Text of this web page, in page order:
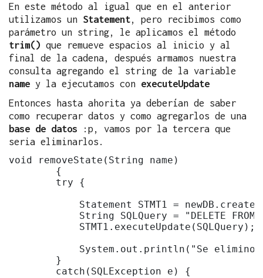
En este método al igual que en el anterior
utilizamos un Statement, pero recibimos como
parámetro un string, le aplicamos el método
trim() que remueve espacios al inicio y al
final de la cadena, después armamos nuestra
consulta agregando el string de la variable
name y la ejecutamos con executeUpdate
Entonces hasta ahorita ya deberían de saber
como recuperar datos y como agregarlos de una
base de datos :p, vamos por la tercera que
seria eliminarlos.
void removeState(String name)
        try {
Statement STMT1 =
String SQLQuery = "DELETE FROM
            STMT1.executeUpdate(SQLQuery);
System.out.println("Se elimino
        }
        catch(SQLException e) {